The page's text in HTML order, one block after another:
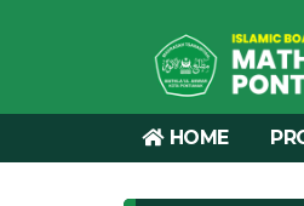
HOME